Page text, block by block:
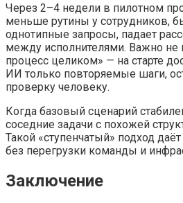
Через 2–4 недели в пилотном
меньше рутины у сотрудников,
однотипные запросы, падает
между исполнителями. Важно не
процесс целиком» — на старте
ИИ только повторяемые шаги,
проверку человеку.
Когда базовый сценарий
соседние задачи с похожей
Такой «ступенчатый» подход
без перегрузки команды и
Заключение